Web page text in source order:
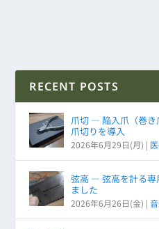
RECENT POSTS
爪切 ― 陥入爪（巻き
爪切りを導入
2026年6月29日(月) |
弦高 ― 弦高を計る専
ました
2026年6月26日(金) |